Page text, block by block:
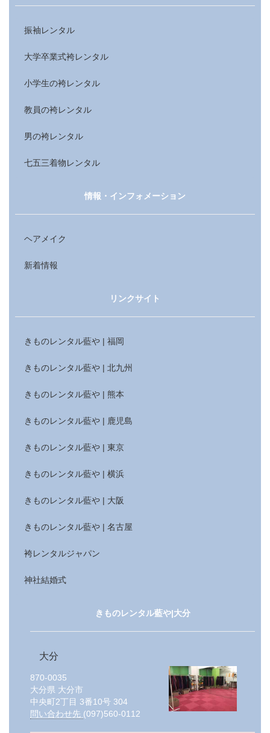
振袖レンタル
大学卒業式袴レンタル
小学生の袴レンタル
教員の袴レンタル
男の袴レンタル
七五三着物レンタル
情報・インフォメーション
ヘアメイク
新着情報
リンクサイト
きものレンタル藍や | 福岡
きものレンタル藍や | 北九州
きものレンタル藍や | 熊本
きものレンタル藍や | 鹿児島
きものレンタル藍や | 東京
きものレンタル藍や | 横浜
きものレンタル藍や | 大阪
きものレンタル藍や | 名古屋
袴レンタルジャパン
神社結婚式
きものレンタル藍や|大分
大分
870-0035
大分県 大分市
中央町2丁目 3番10号 304
問い合わせ先 (097)560-0112